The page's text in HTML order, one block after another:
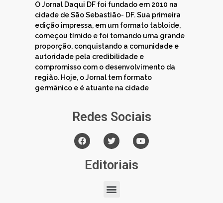
O Jornal Daqui DF foi fundado em 2010 na
cidade de São Sebastião- DF. Sua primeira
edição impressa, em um formato tabloide,
começou tímido e foi tomando uma grande
proporção, conquistando a comunidade e
autoridade pela credibilidade e
compromisso com o desenvolvimento da
região. Hoje, o Jornal tem formato
germânico e é atuante na cidade
Redes Sociais
Editoriais